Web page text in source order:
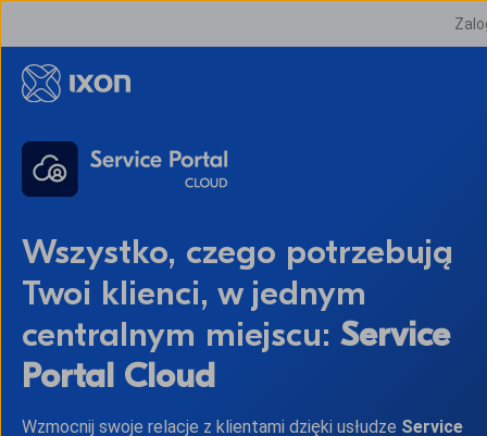
Wszystko, czego potrzebują
Twoi klienci, w jednym
centralnym miejscu: Service
Portal Cloud
Wzmocnij swoje relacje z klientami dzięki usłudze Service